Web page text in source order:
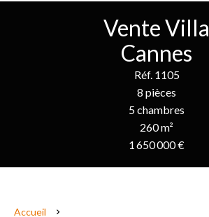
Vente Villa
Cannes
Réf. 1105
8 pièces
5 chambres
260 m²
1 650 000 €
Accueil